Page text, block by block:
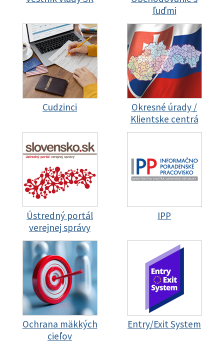
ľuďmi
Cudzinci
Okresné úrady /
Klientske centrá
Ústredný portál
verejnej správy
IPP
Ochrana mäkkých
cieľov
Entry/Exit System